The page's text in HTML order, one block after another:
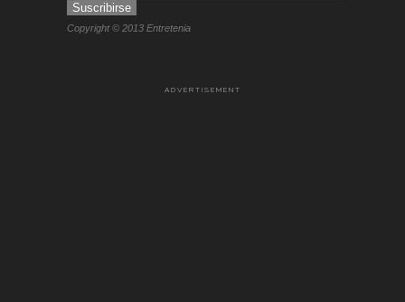
Copyright © 2013 Entretenia
ADVERTISEMENT